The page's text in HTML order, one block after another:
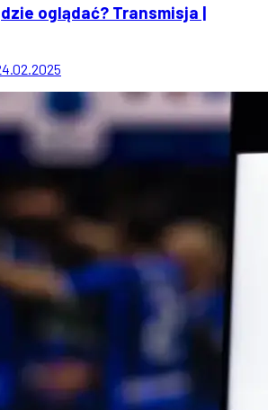
oglądać? Transmisja |